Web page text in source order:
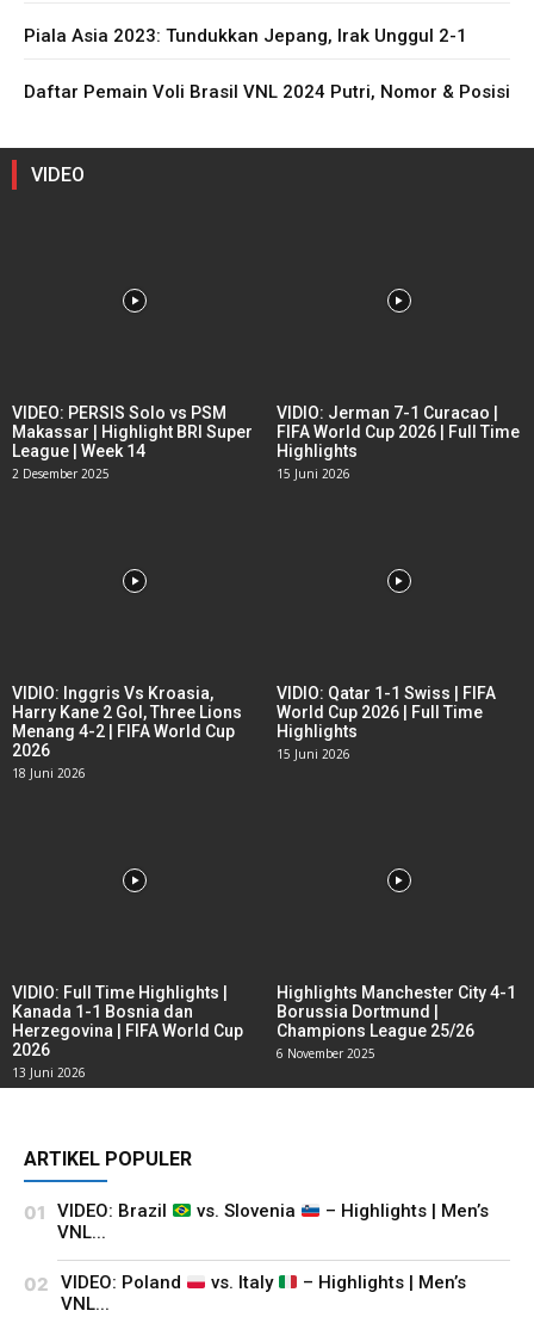
Piala Asia 2023: Tundukkan Jepang, Irak Unggul 2-1
Daftar Pemain Voli Brasil VNL 2024 Putri, Nomor & Posisi
VIDEO
VIDEO: PERSIS Solo vs PSM
Makassar | Highlight BRI Super
League | Week 14
2 Desember 2025
VIDIO: Jerman 7-1 Curacao |
FIFA World Cup 2026 | Full Time
Highlights
15 Juni 2026
VIDIO: Inggris Vs Kroasia,
Harry Kane 2 Gol, Three Lions
Menang 4-2 | FIFA World Cup
2026
18 Juni 2026
VIDIO: Qatar 1-1 Swiss | FIFA
World Cup 2026 | Full Time
Highlights
15 Juni 2026
VIDIO: Full Time Highlights |
Kanada 1-1 Bosnia dan
Herzegovina | FIFA World Cup
2026
13 Juni 2026
Highlights Manchester City 4-1
Borussia Dortmund |
Champions League 25/26
6 November 2025
ARTIKEL POPULER
VIDEO: Brazil vs. Slovenia
– Highlights | Men’s
VNL...
VIDEO: Poland vs. Italy
– Highlights | Men’s
VNL...